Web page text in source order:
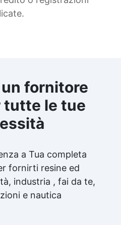
un fornitore
tutte le tue
a Tua completa
fornirti resine ed
industria , fai da te,
e nautica